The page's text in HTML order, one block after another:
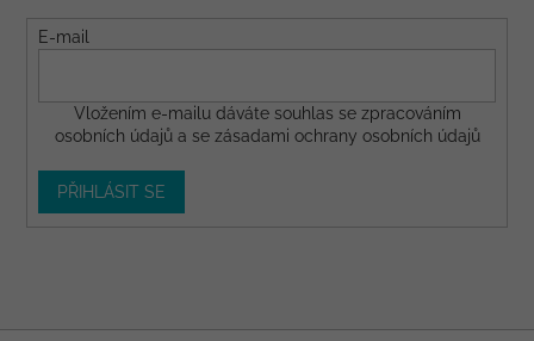
E-mail
Vložením e-mailu dáváte souhlas se zpracováním
osobních údajů a se zásadami ochrany osobních údajů
PŘIHLÁSIT SE